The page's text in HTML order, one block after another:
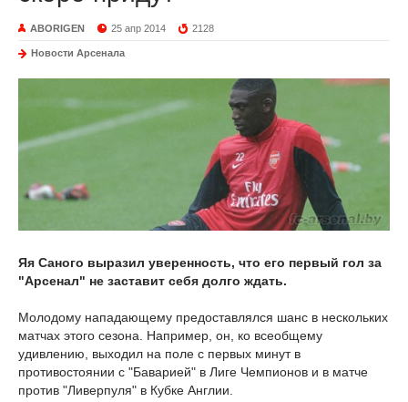
ABORIGEN 25 апр 2014 2128
Новости Арсенала
Яя Саного выразил уверенность, что его первый гол за
"Арсенал" не заставит себя долго ждать.
Молодому нападающему предоставлялся шанс в нескольких
матчах этого сезона. Например, он, ко всеобщему
удивлению, выходил на поле с первых минут в
противостоянии с "Баварией" в Лиге Чемпионов и в матче
против "Ливерпуля" в Кубке Англии.